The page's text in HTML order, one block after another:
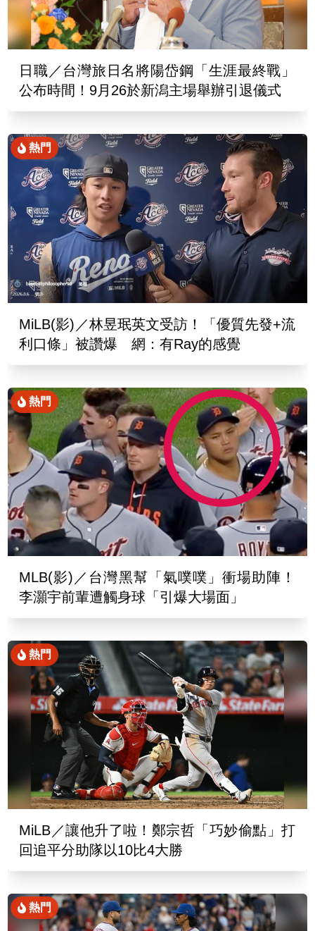
日職／台灣旅日名將陽岱鋼「生涯最終戰」
公布時間！9月26於新潟主場舉辦引退儀式
熱門
MiLB(影)／林昱珉英文受訪！「優質先發+流
利口條」被讚爆 網：有Ray的感覺
熱門
MLB(影)／台灣黑幫「氣噗噗」衝場助陣！
李灝宇前輩遭觸身球「引爆大場面」
熱門
MiLB／讓他升了啦！鄭宗哲「巧妙偷點」打
回追平分助隊以10比4大勝
熱門